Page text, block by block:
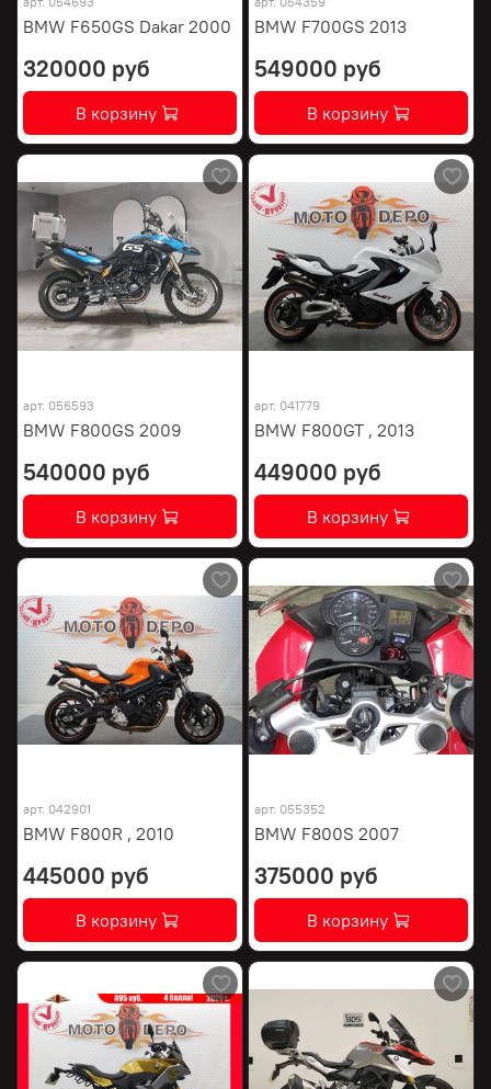
BMW F650GS Dakar 2000
320000 руб
В корзину
BMW F700GS 2013
549000 руб
В корзину
арт. 056593
BMW F800GS 2009
540000 руб
В корзину
арт. 041779
BMW F800GT , 2013
449000 руб
В корзину
арт. 042901
BMW F800R , 2010
445000 руб
В корзину
арт. 055352
BMW F800S 2007
375000 руб
В корзину